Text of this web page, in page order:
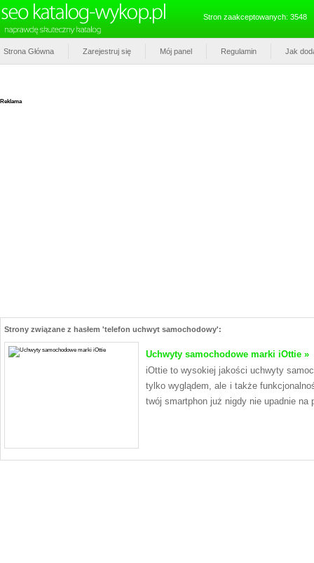
Stron zaakceptowanych: 3548
Strona Główna Zarejestruj się Mój panel Regulamin Jak
Reklama
Strony związane z hasłem 'telefon uchwyt samochodowy':
Uchwyty samochodowe marki iOttie »
iOttie to wysokiej jakości uchwyty
tylko wyglądem, ale i także
twój smartphon już nigdy nie upadnie na